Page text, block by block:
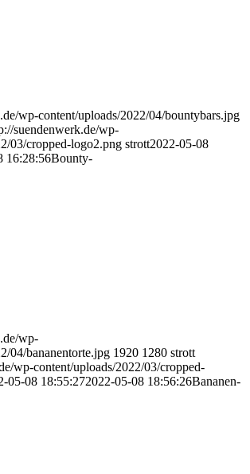
wp-content/uploads/2022/04/bountybars.jpg
suendenwerk.de/wp-
03/cropped-logo2.png strott2022-05-08
16:28:56Bounty-
wp-
04/bananentorte.jpg 1920 1280 strott
wp-content/uploads/2022/03/cropped-
05-08 18:55:272022-05-08 18:56:26Bananen-